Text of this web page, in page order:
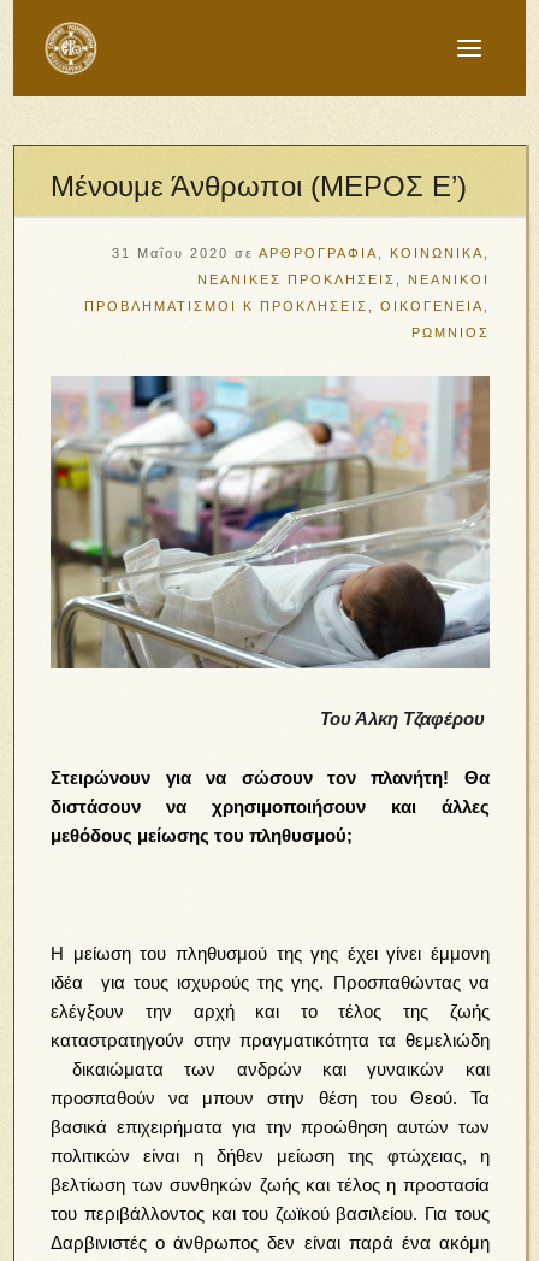
Μένουμε Άνθρωποι (ΜΕΡΟΣ Ε’)
31 Μαΐου 2020 σε ΑΡΘΡΟΓΡΑΦΙΑ ΚΟΙΝΩΝΙΚΑ
ΝΕΑΝΙΚΕΣ ΠΡΟΚΛΗΣΕΙΣ
ΝΕΑΝΙΚΟΙ
ΠΡΟΒΛΗΜΑΤΙΣΜΟΙ Κ ΠΡΟΚΛΗΣΕΙΣ
ΟΙΚΟΓΕΝΕΙΑ
ΡΩΜΝΙΟΣ
Του Άλκη Τζαφέρου
Στειρώνουν για να σώσουν τον πλανήτη! Θα
διστάσουν να χρησιμοποιήσουν και άλλες
μεθόδους μείωσης του πληθυσμού;
Η μείωση του πληθυσμού της γης έχει γίνει έμμονη
ιδέα για τους ισχυρούς της γης. Προσπαθώντας να
ελέγξουν την αρχή και το τέλος της ζωής
καταστρατηγούν στην πραγματικότητα τα θεμελιώδη
δικαιώματα των ανδρών και γυναικών και
προσπαθούν να μπουν στην θέση του Θεού. Τα
βασικά επιχειρήματα για την προώθηση αυτών των
πολιτικών είναι η δήθεν μείωση της φτώχειας, η
βελτίωση των συνθηκών ζωής και τέλος η προστασία
του περιβάλλοντος και του ζωϊκού βασιλείου. Για τους
Δαρβινιστές ο άνθρωπος δεν είναι παρά ένα ακόμη